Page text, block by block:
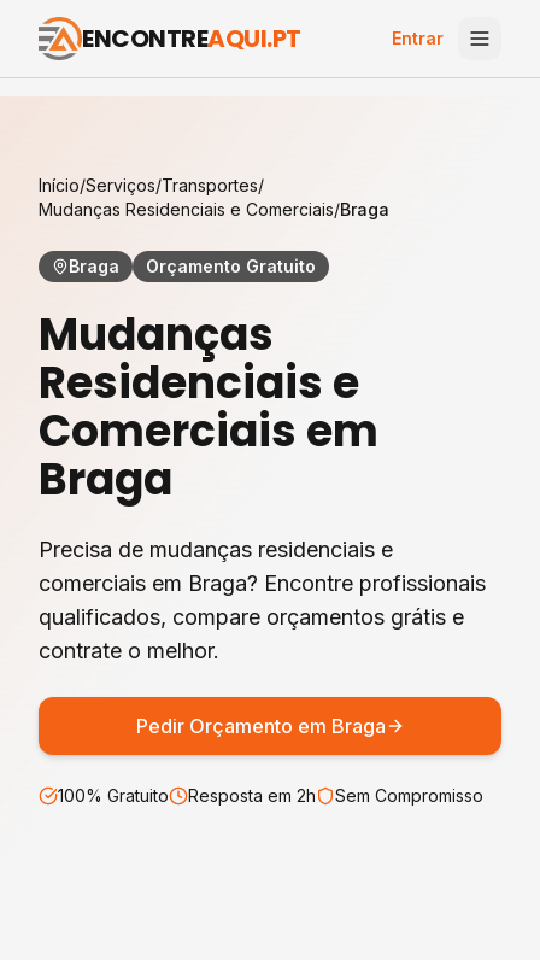
ENCONTREAQUI.PT Entrar
Início/Serviços/Transportes/
Mudanças Residenciais e Comerciais/Braga
Braga Orçamento Gratuito
Mudanças
Residenciais e
Comerciais em
Braga
Precisa de mudanças residenciais e
comerciais em Braga? Encontre profissionais
qualificados, compare orçamentos grátis e
contrate o melhor.
Pedir Orçamento em Braga
100% Gratuito Resposta em 2h Sem Compromisso